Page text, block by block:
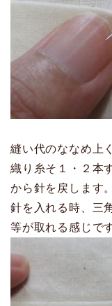
縫い代のななめ上
織り糸そ１・２本
から針を戻します。
針を入れる時、三
等が取れる感じで